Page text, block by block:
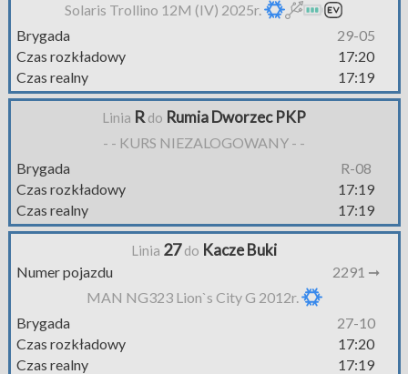
Solaris Trollino 12M (IV) 2025r.
Brygada
29-05
Czas rozkładowy
17:20
Czas realny
17:19
Linia R do Rumia Dworzec PKP
- - KURS NIEZALOGOWANY - -
Brygada
R-08
Czas rozkładowy
17:19
Czas realny
17:19
Linia 27do Kacze Buki
Numer pojazdu
2291 ➞
MAN NG323 Lion`s City G 2012r.
Brygada
27-10
Czas rozkładowy
17:20
Czas realny
17:19